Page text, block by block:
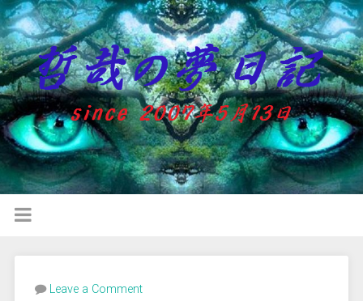
Leave a Comment